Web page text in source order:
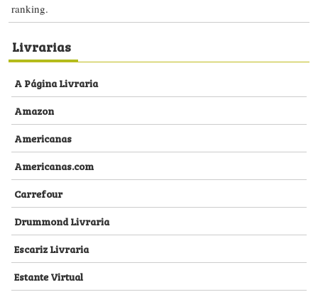
ranking.
Livrarias
A Página Livraria
Amazon
Americanas
Americanas.com
Carrefour
Drummond Livraria
Escariz Livraria
Estante Virtual